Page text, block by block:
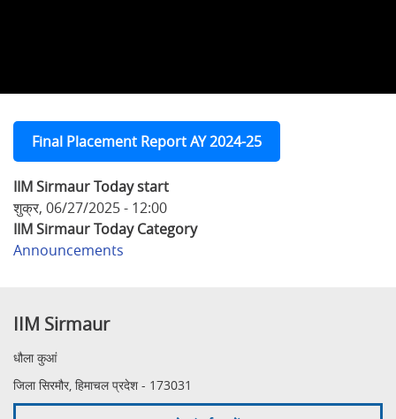
Final Placement Report AY 2024-25
IIM Sirmaur Today start
शुक्र, 06/27/2025 - 12:00
IIM Sirmaur Today Category
Announcements
IIM Sirmaur
धौला कुआं
जिला सिरमौर, हिमाचल प्रदेश - 173031